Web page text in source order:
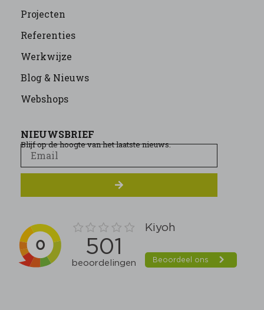
Projecten
Referenties
Werkwijze
Blog & Nieuws
Webshops
NIEUWSBRIEF
Blijf op de hoogte van het laatste nieuws.